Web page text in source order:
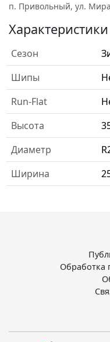
п. Привольный, ул.
Характеристики
Сезон
Шипы
Run-Flat
Высота
Диаметр
Ширина
Обработка